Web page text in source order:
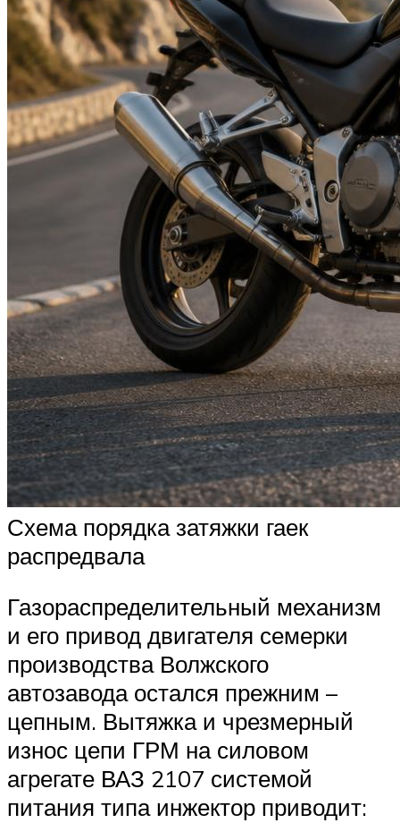
Схема порядка затяжки гаек
распредвала
Газораспределительный механизм
и его привод двигателя семерки
производства Волжского
автозавода остался прежним –
цепным. Вытяжка и чрезмерный
износ цепи ГРМ на силовом
агрегате ВАЗ 2107 системой
питания типа инжектор приводит: